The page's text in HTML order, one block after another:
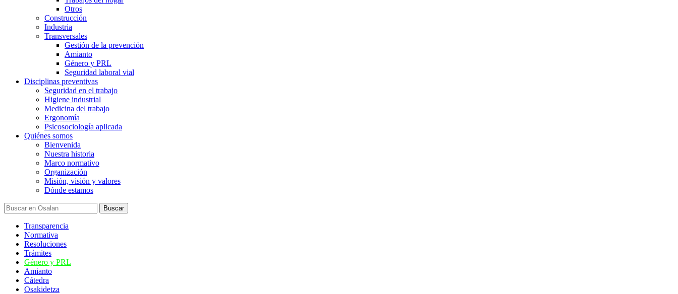
Otros
Construcción
Industria
Transversales
Gestión de la prevención
Amianto
Género y PRL
Seguridad laboral vial
Disciplinas preventivas
Seguridad en el trabajo
Higiene industrial
Medicina del trabajo
Ergonomía
Psicosociología aplicada
Quiénes somos
Bienvenida
Nuestra historia
Marco normativo
Organización
Misión, visión y valores
Dónde estamos
Transparencia
Normativa
Resoluciones
Trámites
Género y PRL
Amianto
Cátedra
Osakidetza